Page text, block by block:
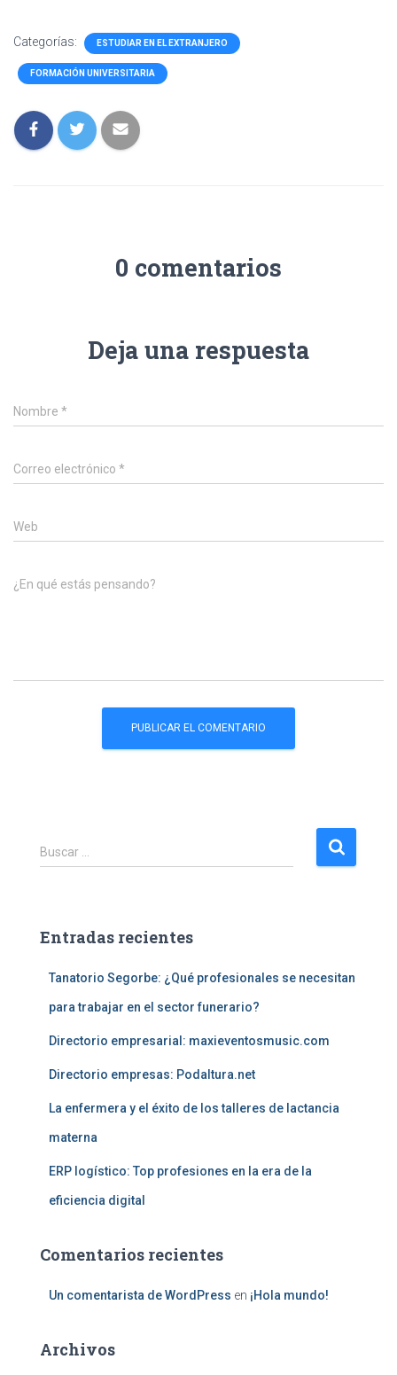
Categorías: ESTUDIAR EN EL EXTRANJERO
FORMACIÓN UNIVERSITARIA
0 comentarios
Deja una respuesta
Nombre *
Correo electrónico *
Web
¿En qué estás pensando?
B
u
r
Buscar …
Entradas recientes
Tanatorio Segorbe: ¿Qué profesionales se necesitan
para trabajar en el sector funerario?
Directorio empresarial: maxieventosmusic.com
Directorio empresas: Podaltura.net
La enfermera y el éxito de los talleres de lactancia
materna
ERP logístico: Top profesiones en la era de la
eficiencia digital
Comentarios recientes
Un comentarista de WordPress en ¡Hola mundo!
Archivos